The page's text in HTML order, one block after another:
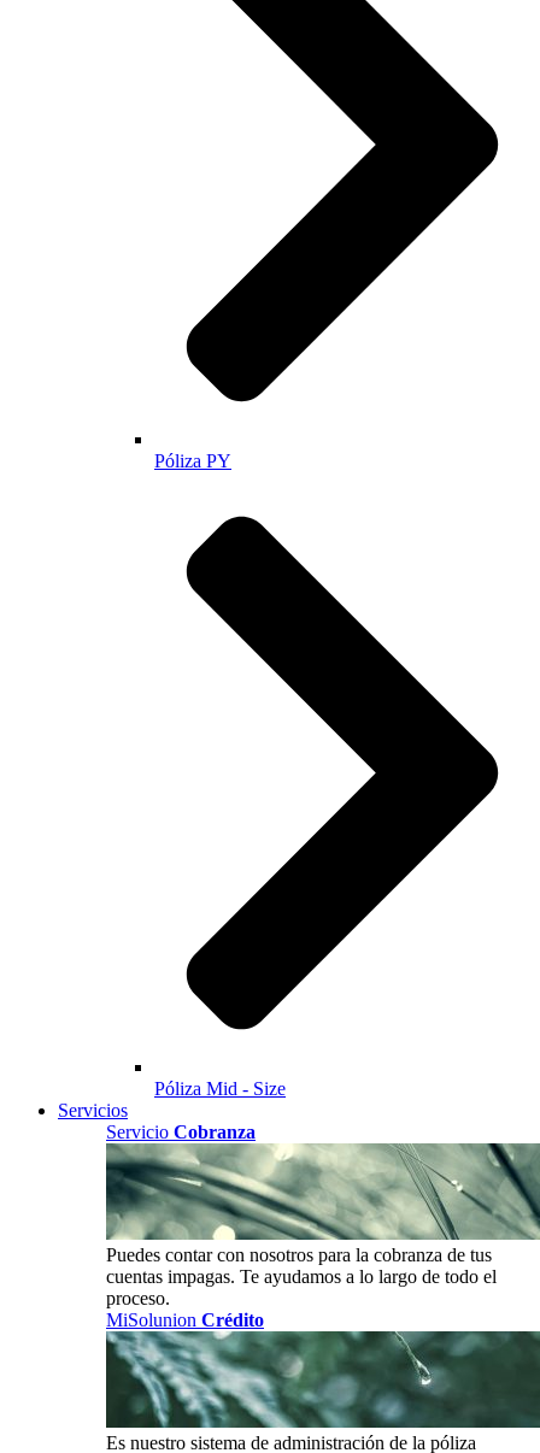
Póliza PY
Póliza Mid - Size
Servicios
Servicio Cobranza
Puedes contar con nosotros para la cobranza de tus
cuentas impagas. Te ayudamos a lo largo de todo el
proceso.
MiSolunion Crédito
Es nuestro sistema de administración de la póliza